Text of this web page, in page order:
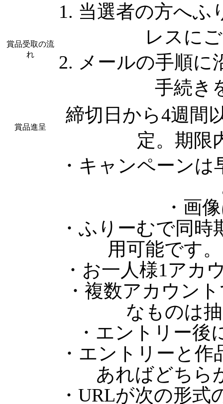
賞品受取の流
れ
1. 当選者の方へふ
レスに
2. メールの手順に
手続き
賞品進呈
締切日から4週間
定。期限
・キャンペーン
・画
・ふりーむで同
用可能です
・お一人様1アカ
・複数アカウン
なものは
・エントリー
・エントリーと
あればどちら
・URLが次の形